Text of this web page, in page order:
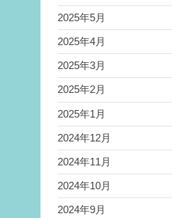
2025年5月
2025年4月
2025年3月
2025年2月
2025年1月
2024年12月
2024年11月
2024年10月
2024年9月